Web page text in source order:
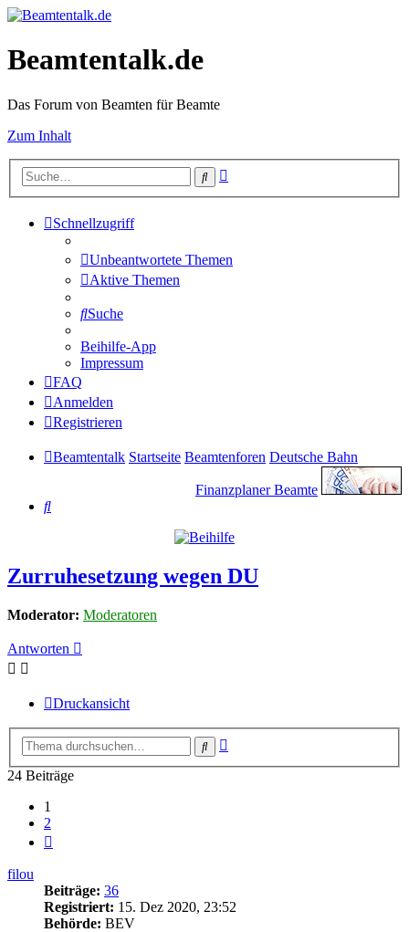
Beamtentalk.de
Das Forum von Beamten für Beamte
Zum Inhalt
Suche
Schnellzugriff
Unbeantwortete Themen
Aktive Themen
Suche
Beihilfe-App
Impressum
FAQ
Anmelden
Registrieren
Beamtentalk Startseite Beamtenforen Deutsche Bahn
Finanzplaner Beamte
Suche
Zurruhesetzung wegen DU
Moderator: Moderatoren
Antworten
Druckansicht
Suche
24 Beiträge
1
2
filou
Beiträge: 36
Registriert: 15. Dez 2020, 23:52
Behörde: BEV